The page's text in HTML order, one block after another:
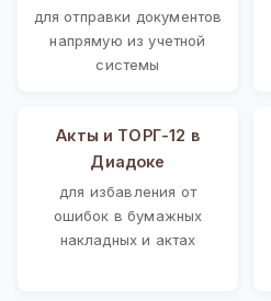
для отправки документов
напрямую из учетной
системы
Акты и ТОРГ-12 в
Диадоке
для избавления от
ошибок в бумажных
накладных и актах